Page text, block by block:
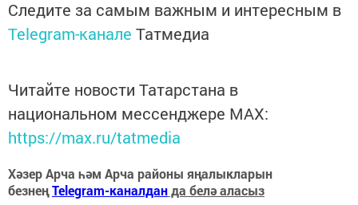
Следите за самым важным и интересным в
Telegram-канале Татмедиа
Читайте новости Татарстана в
национальном мессенджере MАХ:
https://max.ru/tatmedia
Хәзер Арча һәм Арча районы яңалыкларын
безнеңTelegram-каналданда белә аласыз